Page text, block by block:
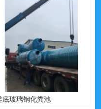
底玻璃钢化粪池